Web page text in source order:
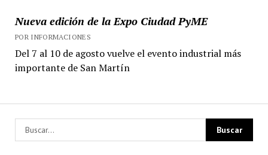
Nueva edición de la Expo Ciudad PyME
POR INFORMACIONES
Del 7 al 10 de agosto vuelve el evento industrial más
importante de San Martín